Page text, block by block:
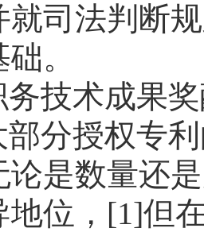
就司法判断
。
务技术成果
部分授权专
论是数量还
位， [1]但